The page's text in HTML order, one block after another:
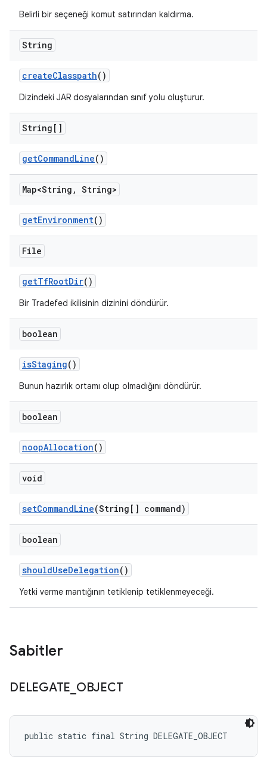
Belirli bir seçeneği komut satırından kaldırma.
String
createClasspath()
Dizindeki JAR dosyalarından sınıf yolu oluşturur.
String[]
getCommandLine()
Map<String , String>
getEnvironment()
File
getTfRootDir()
Bir Tradefed ikilisinin dizinini döndürür.
boolean
isStaging()
Bunun hazırlık ortamı olup olmadığını döndürür.
boolean
noopAllocation()
void
setCommandLine(String[] command)
boolean
shouldUseDelegation()
Yetki verme mantığının tetiklenip tetiklenmeyeceği.
Sabitler
DELEGATE OBJECT
public static final String DELEGATE_OBJECT